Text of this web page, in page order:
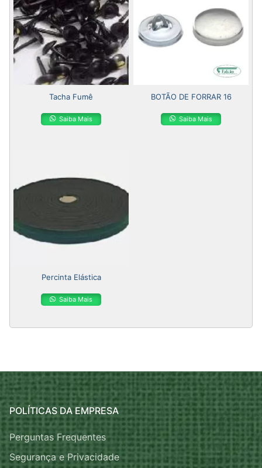
Tacha Fumê
Saiba Mais
BOTÃO DE FORRAR 16
Saiba Mais
Percinta Elástica
Saiba Mais
POLÍTICAS DA EMPRESA
Perguntas Frequentes
Segurança e Privacidade